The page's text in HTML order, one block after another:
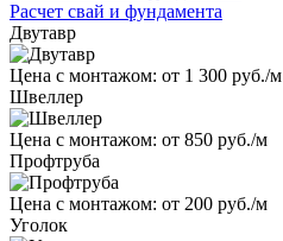
Расчет свай и фундамента
Двутавр
Цена с монтажом: от 1 300 руб./м
Швеллер
Цена с монтажом: от 850 руб./м
Профтруба
Цена с монтажом: от 200 руб./м
Уголок